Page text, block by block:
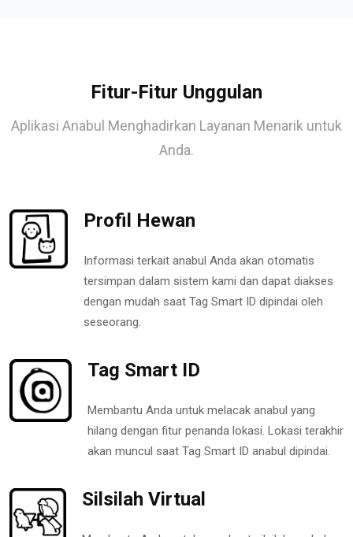
Fitur-Fitur Unggulan
Aplikasi Anabul Menghadirkan Layanan Menarik untuk
Anda.
Profil Hewan
Informasi terkait anabul Anda akan otomatis
tersimpan dalam sistem kami dan dapat diakses
dengan mudah saat Tag Smart ID dipindai oleh
seseorang.
Tag Smart ID
Membantu Anda untuk melacak anabul yang
hilang dengan fitur penanda lokasi. Lokasi terakhir
akan muncul saat Tag Smart ID anabul dipindai.
Silsilah Virtual